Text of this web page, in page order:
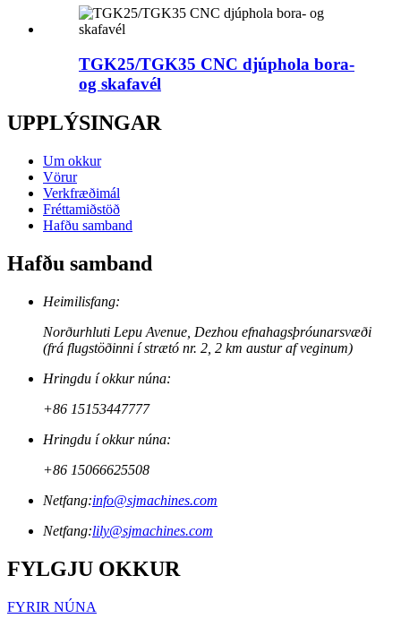
TGK25/TGK35 CNC djúphola bora-
og skafavél
UPPLÝSINGAR
Um okkur
Vörur
Verkfræðimál
Fréttamiðstöð
Hafðu samband
Hafðu samband
Heimilisfang:
Norðurhluti Lepu Avenue, Dezhou efnahagsþróunarsvæði
(frá flugstöðinni í strætó nr. 2, 2 km austur af veginum)
Hringdu í okkur núna:
+86 15153447777
Hringdu í okkur núna:
+86 15066625508
Netfang:info@sjmachines.com
Netfang:lily@sjmachines.com
FYLGJU OKKUR
FYRIR NÚNA